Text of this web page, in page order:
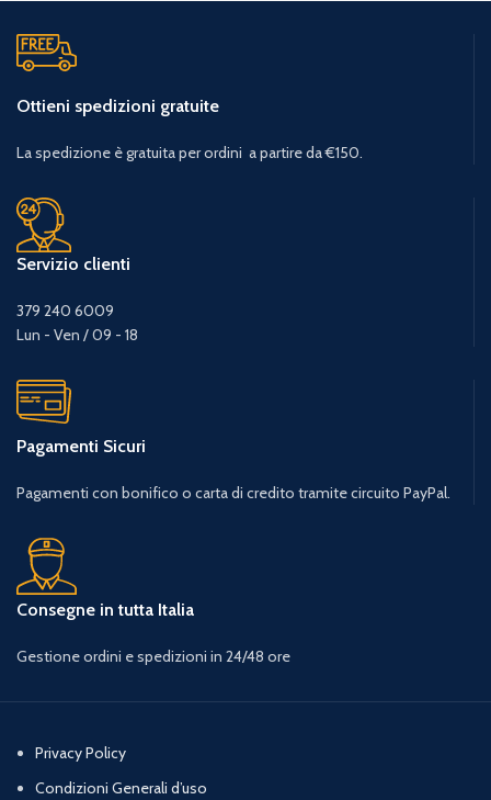
Ottieni spedizioni gratuite
La spedizione è gratuita per ordini a partire da €150.
Servizio clienti
379 240 6009
Lun - Ven / 09 - 18
Pagamenti Sicuri
Pagamenti con bonifico o carta di credito tramite circuito PayPal.
Consegne in tutta Italia
Gestione ordini e spedizioni in 24/48 ore
Privacy Policy
Condizioni Generali d’uso